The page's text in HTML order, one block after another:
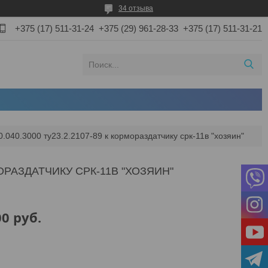
34 отзыва
+375 (17) 511-31-24 +375 (29) 961-28-33 +375 (17) 511-31-21
ту23.2.2107-89 к кормораздатчику срк-11в "хозяин"
СРК-11В "ХОЗЯИН"
руб.